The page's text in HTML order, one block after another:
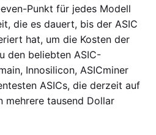
Punkt für jedes Modell
die es dauert, bis der ASIC
hat, um die Kosten der
den beliebten ASIC-
Innosilicon, ASICminer
ASICs, die derzeit auf
mehrere tausend Dollar